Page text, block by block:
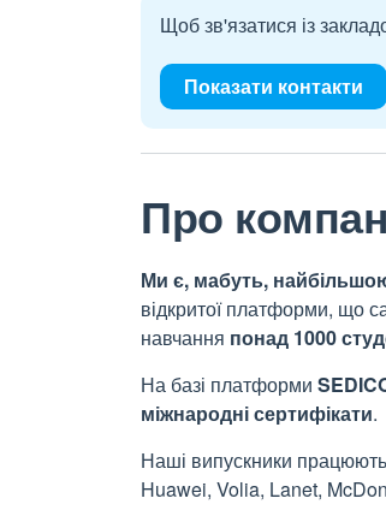
Щоб зв'язатися із
Показати контакти
Про
Ми є, мабуть,
відкритої платформи, що
навчання понад 1000
На базі платформи
міжнародні сертифікати.
Наші випускники
Huawei, Volia, Lanet,